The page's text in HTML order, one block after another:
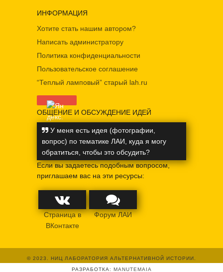
ИНФОРМАЦИЯ
Хотите стать нашим автором?
Написать администратору
Политика конфиденциальности
Пользовательское соглашение
“Теплый ламповый” старый lah.ru
ОБЩЕНИЕ И ОБСУЖДЕНИЕ ИДЕЙ
У меня есть идея (фотографии,
вопрос) по тематике ЛАИ, куда я могу
обратиться, чтобы это обсудить?
Если вы задаетесь подобным вопросом,
приглашаем вас на эти ресурсы:
Страница в
ВКонтакте
Форум ЛАИ
© 2023. НИЦ ЛАБОРАТОРИЯ АЛЬТЕРНАТИВНОЙ ИСТОРИИ.
РАЗРАБОТКА:
MANUTEMAIA